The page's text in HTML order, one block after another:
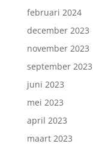
februari 2024
december 2023
november 2023
september 2023
juni 2023
mei 2023
april 2023
maart 2023